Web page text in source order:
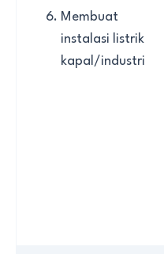
Membuat
instalasi listrik
kapal/industri